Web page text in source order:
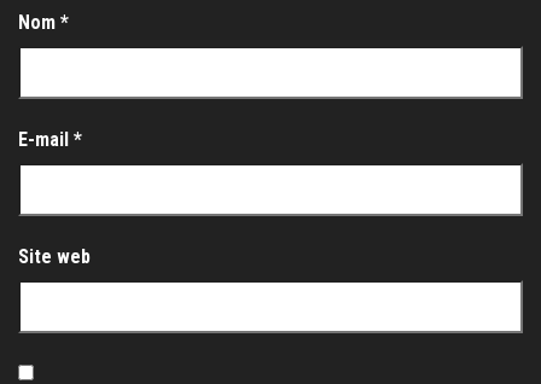
Nom *
E-mail *
Site web